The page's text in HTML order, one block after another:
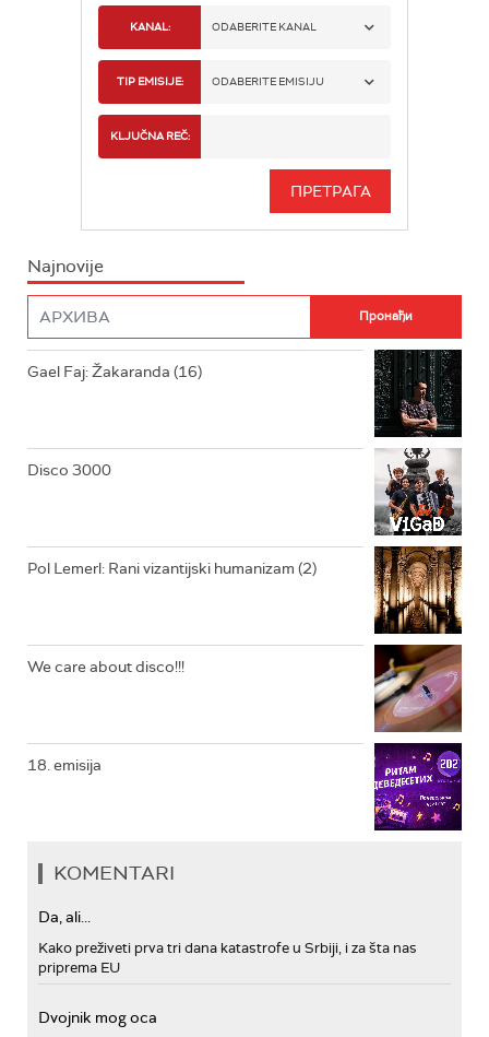
KANAL: ODABERITE KANAL
RADIO BEOGRAD 1
RADIO BEOGRAD 3
RADIO ROKENROLER
RADIO DŽEZER
TIP EMISIJE: ODABERITE EMISIJU
INFO
KLJUČNA REČ:
Najnovije
Gael Faj: Žakaranda (16)
Disco 3000
Pol Lemerl: Rani vizantijski humanizam (2)
We care about disco!!!
18. emisija
KOMENTARI
Da, ali...
Kako preživeti prva tri dana katastrofe u Srbiji, i za šta nas
priprema EU
Dvojnik mog oca